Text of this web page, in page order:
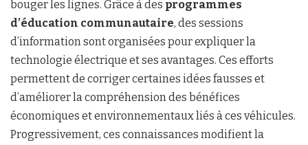
bouger les lignes. Grâce à des programmes
d’éducation communautaire, des sessions
d’information sont organisées pour expliquer la
technologie électrique et ses avantages. Ces efforts
permettent de corriger certaines idées fausses et
d’améliorer la compréhension des bénéfices
économiques et environnementaux liés à ces véhicules.
Progressivement, ces connaissances modifient la